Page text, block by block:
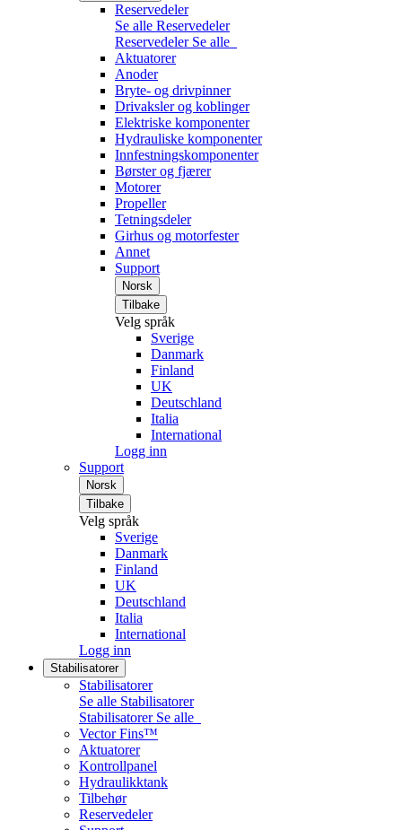
Reservedeler
Se alle Reservedeler
Reservedeler Se alle
Aktuatorer
Anoder
Bryte- og drivpinner
Drivaksler og koblinger
Elektriske komponenter
Hydrauliske komponenter
Innfestningskomponenter
Børster og fjærer
Motorer
Propeller
Tetningsdeler
Girhus og motorfester
Annet
Support
Norsk
Tilbake
Velg språk
Sverige
Danmark
Finland
UK
Deutschland
Italia
International
Logg inn
Support
Norsk
Tilbake
Velg språk
Sverige
Danmark
Finland
UK
Deutschland
Italia
International
Logg inn
Stabilisatorer
Stabilisatorer
Se alle Stabilisatorer
Stabilisatorer Se alle
Vector Fins™
Aktuatorer
Kontrollpanel
Hydraulikktank
Tilbehør
Reservedeler